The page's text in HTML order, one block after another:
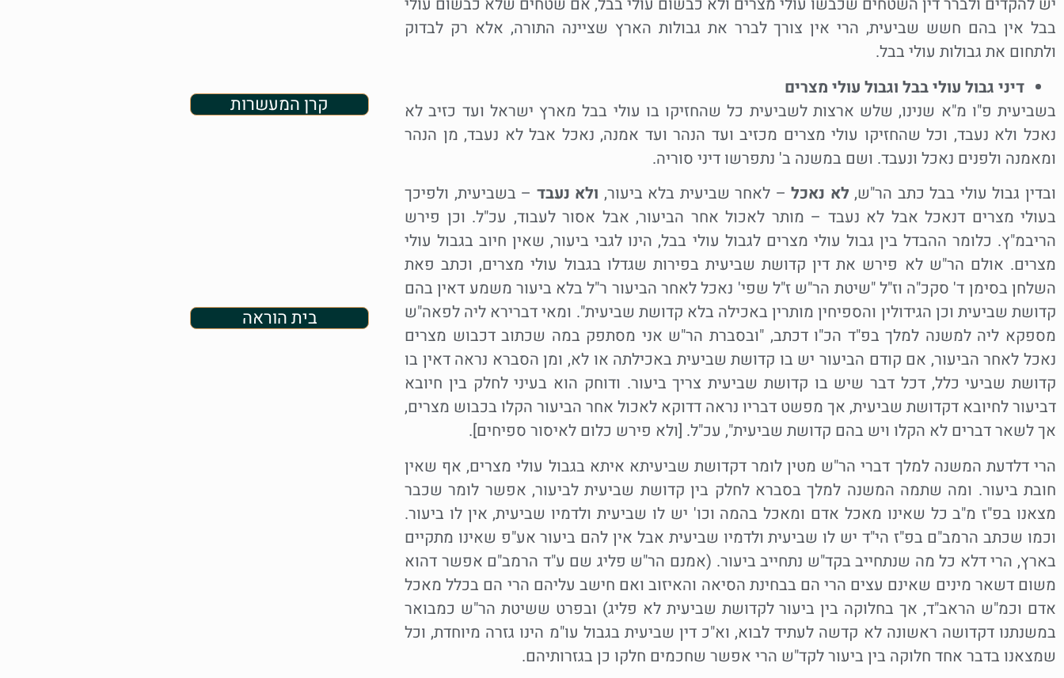
יש להקדים ולברר דין השטחים שכבשו עולי מצרים ולא כבשום עולי בבל, אם שטחים שלא כבשום עולי
בבל אין בהם חשש שביעית, הרי אין צורך לברר את גבולות הארץ שציינה התורה, אלא רק לבדוק
ולתחום את גבולות עולי בבל.
דיני גבול עולי בבל וגבול עולי מצרים
בשביעית פ"ו מ"א שנינו, שלש ארצות לשביעית כל שהחזיקו בו עולי בבל מארץ ישראל ועד כזיב לא
נאכל ולא נעבד, וכל שהחזיקו עולי מצרים מכזיב ועד הנהר ועד אמנה, נאכל אבל לא נעבד, מן הנהר
ומאמנה ולפנים נאכל ונעבד. ושם במשנה ב' נתפרשו דיני סוריה.
ובדין גבול עולי בבל כתב הר"ש,לא נאכל– לאחר שביעית בלא ביעור, ולא נעבד – בשביעית, ולפיכך
בעולי מצרים דנאכל אבל לא נעבד – מותר לאכול אחר הביעור, אבל אסור לעבוד, עכ"ל. וכן פירש
הריבמ"ץ. כלומר ההבדל בין גבול עולי מצרים לגבול עולי בבל, הינו לגבי ביעור, שאין חיוב בגבול עולי
מצרים. אולם הר"ש לא פירש את דין קדושת שביעית בפירות שגדלו בגבול עולי מצרים, וכתב פאת
השלחן בסימן ד' סקכ"ה וז"ל "שיטת הר"ש ז"ל שפי' נאכל לאחר הביעור ר"ל בלא ביעור משמע דאין בהם
קדושת שביעית וכן הגידולין והספיחין מותרין באכילה בלא קדושת שביעית". ומאי דברירא ליה לפאה"ש
מספקא ליה למשנה למלך בפ"ד הכ"ו דכתב, "ובסברת הר"ש אני מסתפק במה שכתוב דכבוש מצרים
נאכל לאחר הביעור, אם קודם הביעור יש בו קדושת שביעית באכילתה או לא, ומן הסברא נראה דאין בו
קדושת שביעי כלל, דכל דבר שיש בו קדושת שביעית צריך ביעור. ודוחק הוא בעיני לחלק בין חיובא
דביעור לחיובא דקדושת שביעית, אך מפשט דבריו נראה דדוקא לאכול אחר הביעור הקלו בכבוש מצרים,
אך לשאר דברים לא הקלו ויש בהם קדושת שביעית", עכ"ל. [ולא פירש כלום לאיסור ספיחים].
הרי דלדעת המשנה למלך דברי הר"ש מטין לומר דקדושת שביעיתא איתא בגבול עולי מצרים, אף שאין
חובת ביעור. ומה שתמה המשנה למלך בסברא לחלק בין קדושת שביעית לביעור, אפשר לומר שכבר
מצאנו בפ"ז מ"ב כל שאינו מאכל אדם ומאכל בהמה וכו' יש לו שביעית ולדמיו שביעית, אין לו ביעור.
וכמו שכתב הרמב"ם בפ"ז הי"ד יש לו שביעית ולדמיו שביעית אבל אין להם ביעור אע"פ שאינו מתקיים
בארץ, הרי דלא כל מה שנתחייב בקד"ש נתחייב ביעור. (אמנם הר"ש פליג שם ע"ד הרמב"ם אפשר דהוא
משום דשאר מינים שאינם עצים הרי הם בבחינת הסיאה והאיזוב ואם חישב עליהם הרי הם בכלל מאכל
אדם וכמ"ש הראב"ד, אך בחלוקה בין ביעור לקדושת שביעית לא פליג) ובפרט ששיטת הר"ש כמבואר
במשנתנו דקדושה ראשונה לא קדשה לעתיד לבוא, וא"כ דין שביעית בגבול עו"מ הינו גזרה מיוחדת, וכל
שמצאנו בדבר אחד חלוקה בין ביעור לקד"ש הרי אפשר שחכמים חלקו כן בגזרותיהם.
קרן המעשרות
בית הוראה